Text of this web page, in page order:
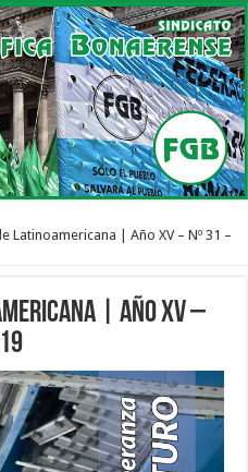
Latinoamericana | Año XV – Nº 31 –
| Año XV –